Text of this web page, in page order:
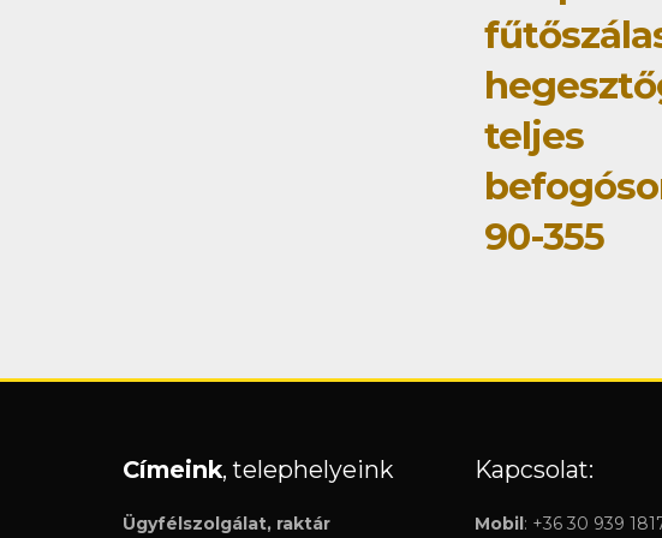
teljes
90-355
Címeink, telephelyeink
Ügyfélszolgálat, raktár
Kapcsolat:
Mobil: +36 30 939